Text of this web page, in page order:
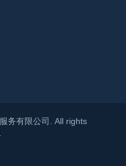
务有限公司
. All rights